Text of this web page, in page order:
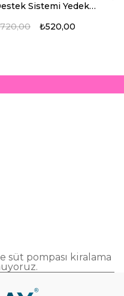
Sistemi Yedek
₺520,00
süt pompası kiralama